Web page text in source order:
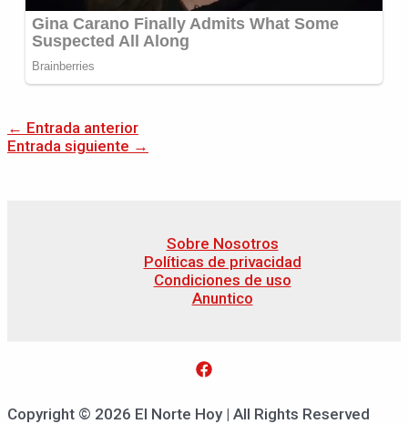
← Entrada anterior
Entrada siguiente →
Sobre Nosotros
Políticas de privacidad
Condiciones de uso
Anuntico
Copyright © 2026 El Norte Hoy | All Rights Reserved